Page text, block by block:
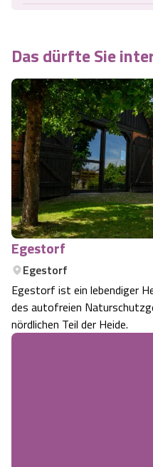
Das dürfte Sie
Egestorf
Egestorf
Egestorf ist ein lebendiger
des autofreien
nördlichen Teil der Heide.